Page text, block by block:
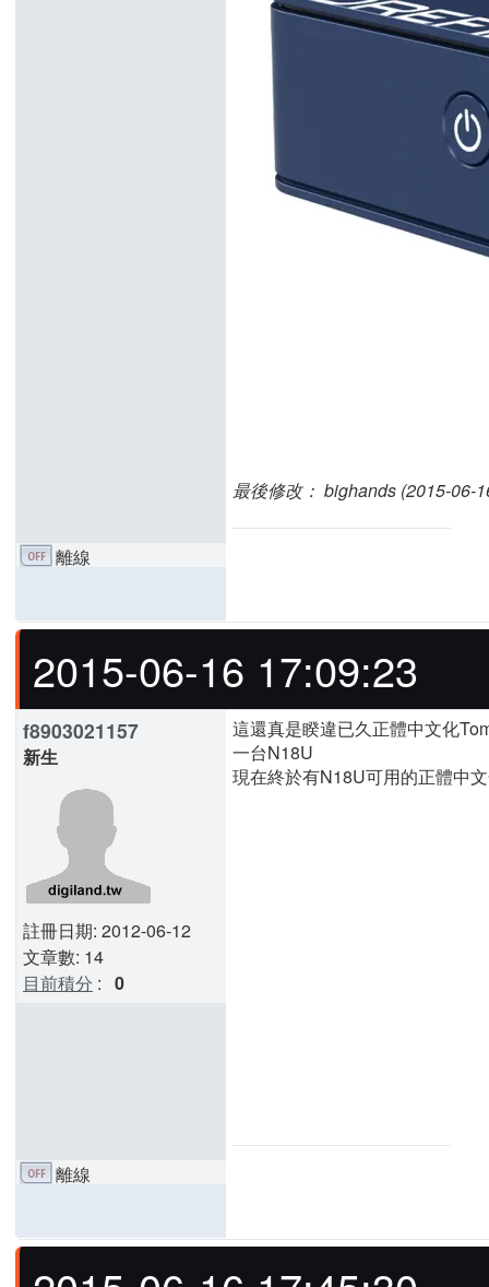
最後修改： bighands (2015-06-
離線
2015-06-16 17:09:23
f8903021157
新生
註冊日期: 2012-06-12
文章數: 14
目前積分 : 0
這還真是睽違已久正體中文化
一台N18U
現在終於有N18U可用的正體中
離線